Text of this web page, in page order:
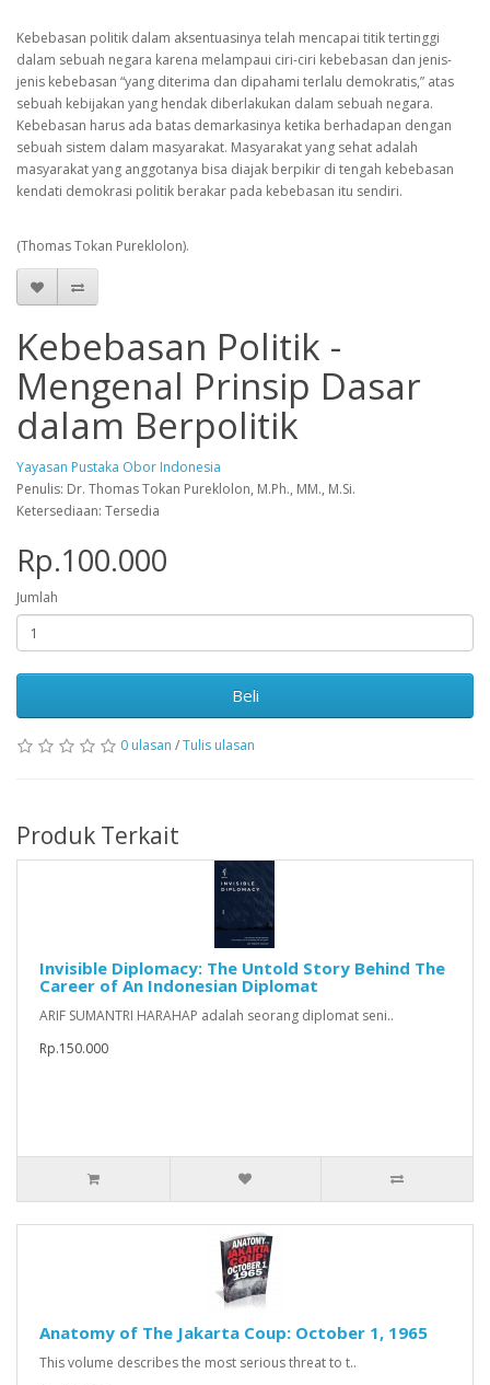
Kebebasan politik dalam aksentuasinya telah mencapai titik tertinggi
dalam sebuah negara karena melampaui ciri-ciri kebebasan dan jenis-
jenis kebebasan “yang diterima dan dipahami terlalu demokratis,” atas
sebuah kebijakan yang hendak diberlakukan dalam sebuah negara.
Kebebasan harus ada batas demarkasinya ketika berhadapan dengan
sebuah sistem dalam masyarakat. Masyarakat yang sehat adalah
masyarakat yang anggotanya bisa diajak berpikir di tengah kebebasan
kendati demokrasi politik berakar pada kebebasan itu sendiri.
(Thomas Tokan Pureklolon).
Kebebasan Politik -
Mengenal Prinsip Dasar
dalam Berpolitik
Yayasan Pustaka Obor Indonesia
Penulis: Dr. Thomas Tokan Pureklolon, M.Ph., MM., M.Si.
Ketersediaan: Tersedia
Rp.100.000
Jumlah
Beli
0 ulasan /Tulis ulasan
Produk Terkait
Invisible Diplomacy: The Untold Story Behind The
Career of An Indonesian Diplomat
ARIF SUMANTRI HARAHAP adalah seorang diplomat seni..
Rp.150.000
Anatomy of The Jakarta Coup: October 1, 1965
This volume describes the most serious threat to t..